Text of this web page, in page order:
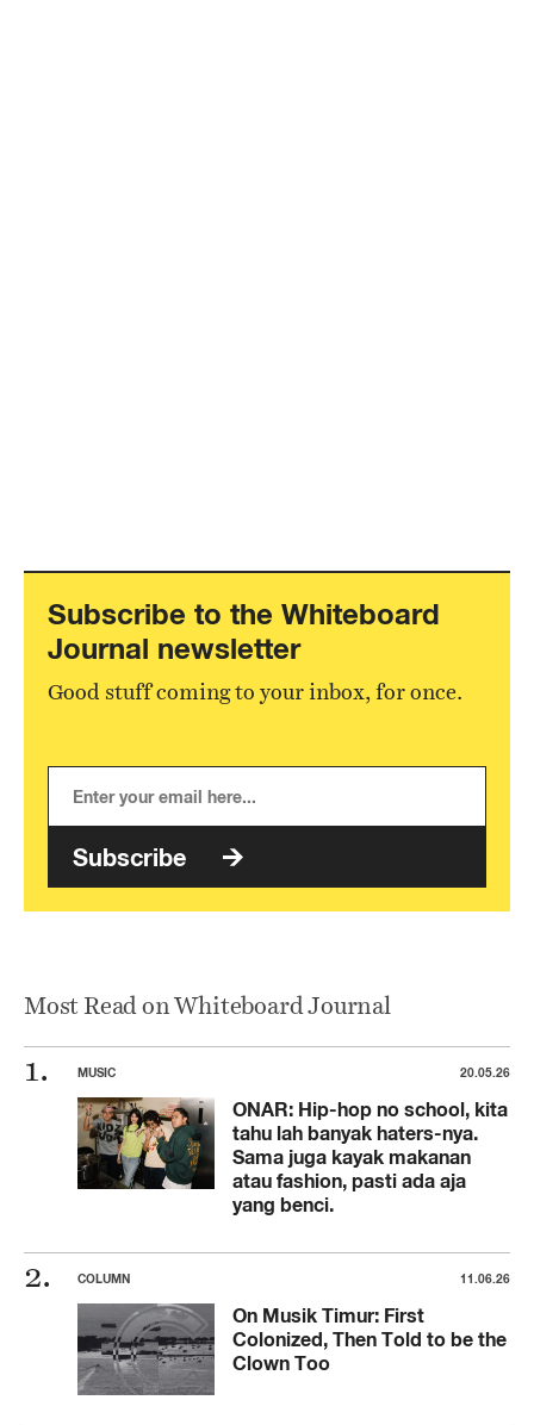
Subscribe to the Whiteboard
Journal newsletter
Good stuff coming to your inbox, for once.
Subscribe
Most Read on Whiteboard Journal
MUSIC 20.05.26
ONAR: Hip-hop no school, kita
tahu lah banyak haters-nya.
Sama juga kayak makanan
atau fashion, pasti ada aja
yang benci.
COLUMN 11.06.26
On Musik Timur: First
Colonized, Then Told to be the
Clown Too